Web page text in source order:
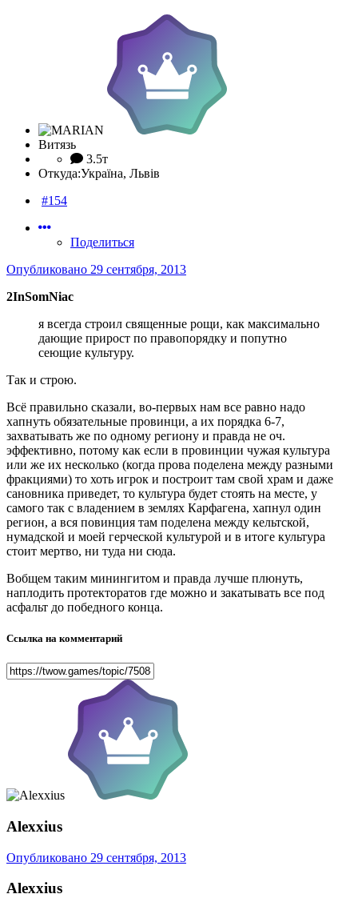
Витязь
3.5т
Откуда:Україна, Львів
#154
Поделиться
Опубликовано 29 сентября, 2013
2InSomNiac
я всегда строил священные рощи, как максимально
дающие прирост по правопорядку и попутно
сеющие культуру.
Так и строю.
Всё правильно сказали, во-первых нам все равно надо
хапнуть обязательные провинци, а их порядка 6-7,
захватывать же по одному региону и правда не оч.
эффективно, потому как если в провинции чужая культура
или же их несколько (когда прова поделена между разными
фракциями) то хоть игрок и построит там свой храм и даже
сановника приведет, то культура будет стоять на месте, у
самого так с владением в землях Карфагена, хапнул один
регион, а вся повинция там поделена между кельтской,
нумадской и моей герческой культурой и в итоге культура
стоит мертво, ни туда ни сюда.
Вобщем таким минингитом и правда лучше плюнуть,
наплодить протекторатов где можно и закатывать все под
асфальт до победного конца.
Ссылка на комментарий
Alexxius
Опубликовано 29 сентября, 2013
Alexxius